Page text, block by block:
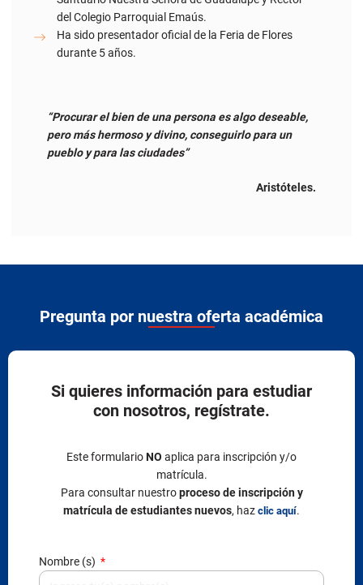
“Procurar el bien de una persona es algo deseable,
Aristóteles.
Si quieres información para estudiar
con nosotros, regístrate.
Este formularioNOaplica para inscripción y/o
matrícula.
matrícula de estudiantes nuevos
, haz clic aquí
Apellido (s)